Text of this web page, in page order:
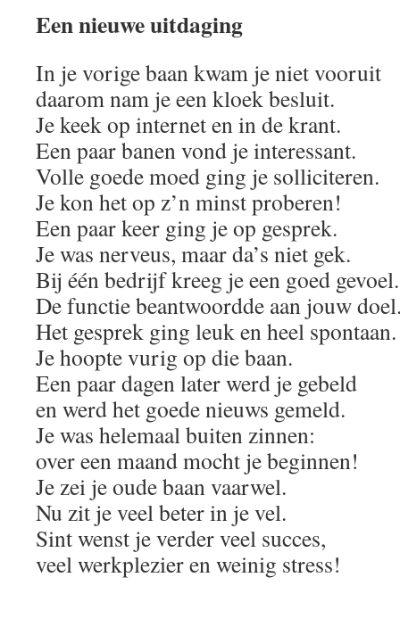
Een nieuwe uitdaging
In je vorige baan kwam je niet vooruit
daarom nam je een kloek besluit.
Je keek op internet en in de krant.
Een paar banen vond je interessant.
Volle goede moed ging je solliciteren.
Je kon het op z’n minst proberen!
Een paar keer ging je op gesprek.
Je was nerveus, maar da’s niet gek.
Bij één bedrijf kreeg je een goed gevoel.
De functie beantwoordde aan jouw
Het gesprek ging leuk en heel spontaan.
Je hoopte vurig op die baan.
Een paar dagen later werd je gebeld
en werd het goede nieuws gemeld.
Je was helemaal buiten zinnen:
over een maand mocht je beginnen!
Je zei je oude baan vaarwel.
Nu zit je veel beter in je vel.
Sint wenst je verder veel succes,
veel werkplezier en weinig stress!